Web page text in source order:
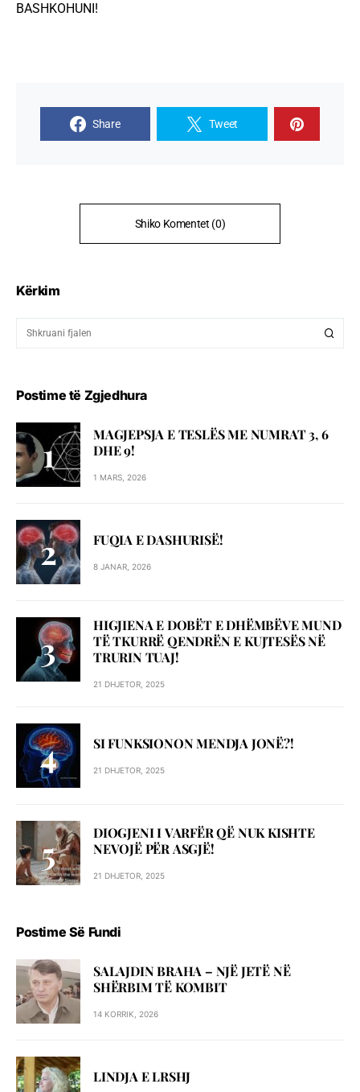
BASHKOHUNI!
Share Tweet
Shiko Komentet (0)
Kërkim
Postime të Zgjedhura
MAGJEPSJA E TESLËS ME NUMRAT 3, 6
DHE 9!
1 MARS, 2026
FUQIA E DASHURISË!
8 JANAR, 2026
HIGJIENA E DOBËT E DHËMBËVE MUND
TË TKURRË QENDRËN E KUJTESËS NË
TRURIN TUAJ!
21 DHJETOR, 2025
SI FUNKSIONON MENDJA JONË?!
21 DHJETOR, 2025
DIOGJENI I VARFËR QË NUK KISHTE
NEVOJË PËR ASGJË!
21 DHJETOR, 2025
Postime Së Fundi
SALAJDIN BRAHA – NJЁ JETЁ NЁ
SHЁRBIM TЁ KOMBIT
14 KORRIK, 2026
LINDJA E LRSHJ